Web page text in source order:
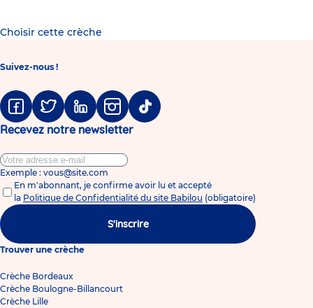
Choisir cette crèche
Suivez-nous !
FacebookTwitter LinkedinInstagramTiktok
Recevez notre newsletter
Exemple : vous@site.com
En m'abonnant, je confirme avoir lu et accepté
la Politique de Confidentialité du site Babilou (obligatoire)
S'inscrire
Trouver une crèche
Crèche Bordeaux
Crèche Boulogne-Billancourt
Crèche Lille